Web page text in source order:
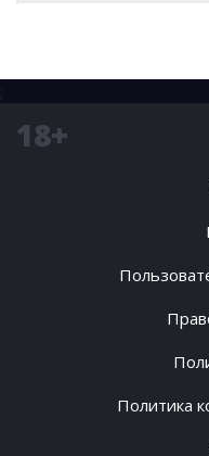
;
18+
Политика